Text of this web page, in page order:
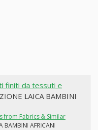
finiti da tessuti e
LAICA BAMBINI
from Fabrics & Similar
BAMBINI AFRICANI